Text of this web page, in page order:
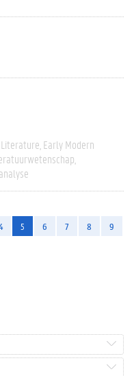
Early Modern
5 6 7 8
9